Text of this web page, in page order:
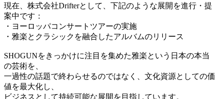
現在、株式会社Drifterとして、下記のような展開を進行・提
案中です：
・ヨーロッパコンサートツアーの実施
・雅楽とクラシックを融合したアルバムのリリース
SHOGUNをきっかけに注目を集めた雅楽という日本の本当
の芸術を、
一過性の話題で終わらせるのではなく、文化資源としての価
値を最大化し、
ビジネスとして持続可能な展開を目指しています。